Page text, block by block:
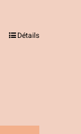
Détails